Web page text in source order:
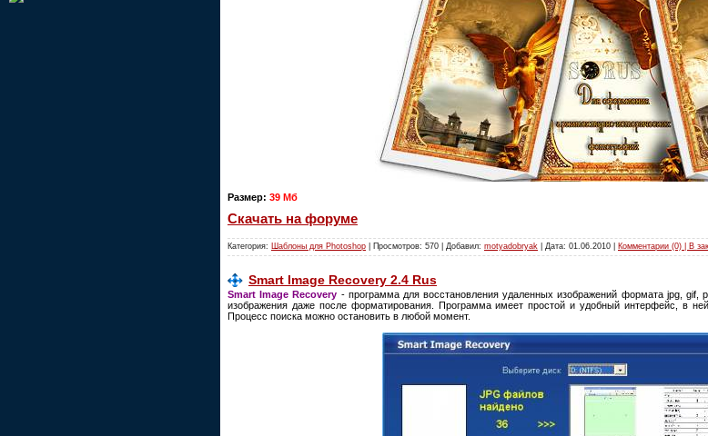
Размер: 39 Мб
Скачать на форуме
Категория: Шаблоны для Photoshop | Просмотров: 570 | Добавил: motyadobryak | Дата: 01.06.2010 Комментарии (0) | В
Smart Image Recovery 2.4 Rus
Smart Image Recovery - программа для восстановления удаленных изображений формата jpg, gif,
изображения даже после форматирования. Программа имеет простой и удобный интерфейс, в
Процесс поиска можно остановить в любой момент.